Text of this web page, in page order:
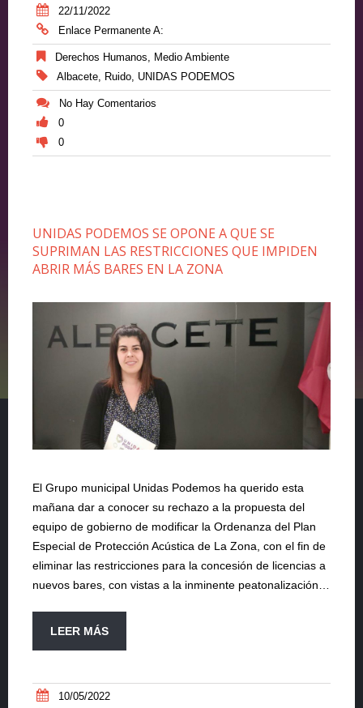
22/11/2022
Enlace Permanente A:
Derechos Humanos
Medio Ambiente
Albacete Ruido UNIDAS PODEMOS
No Hay Comentarios
0
0
UNIDAS PODEMOS SE OPONE A QUE SE
SUPRIMAN LAS RESTRICCIONES QUE IMPIDEN
ABRIR MÁS BARES EN LA ZONA
El Grupo municipal Unidas Podemos ha querido esta
mañana dar a conocer su rechazo a la propuesta del
equipo de gobierno de modificar la Ordenanza del Plan
Especial de Protección Acústica de La Zona, con el fin de
eliminar las restricciones para la concesión de licencias a
nuevos bares, con vistas a la inminente peatonalización…
LEER MÁS
10/05/2022